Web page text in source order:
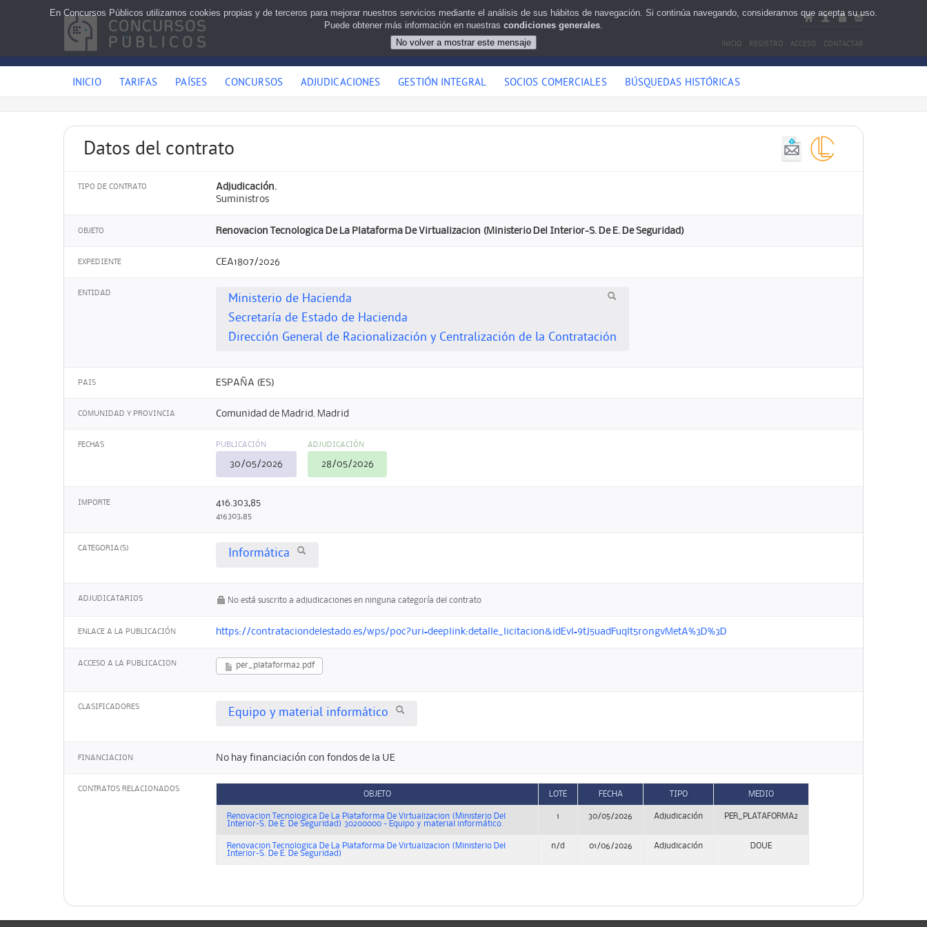
INICIO REGISTRO ACCESO CONTACTAR
INICIO TARIFAS PAÍSES CONCURSOS ADJUDICACIONES GESTIÓN INTEGRAL SOCIOS COMERCIALES BÚSQUEDAS HISTÓRICAS
Datos del contrato
TIPO DE CONTRATO
Adjudicación.
Suministros
OBJETO Renovacion Tecnologica De La Plataforma De Virtualizacion (Ministerio Del Interior-S. De E. De Seguridad)
EXPEDIENTE CEA1807/2026
ENTIDAD
Ministerio de Hacienda
Secretaría de Estado de Hacienda
Dirección General de Racionalización y Centralización de la Contratación
PAIS ESPAÑA (ES)
COMUNIDAD Y PROVINCIA Comunidad de Madrid. Madrid
FECHAS PUBLICACIÓN
30/05/2026
ADJUDICACIÓN
28/05/2026
IMPORTE 416.303,85
416303,85
CATEGORIA(S) Informática
ADJUDICATARIOS No está suscrito a adjudicaciones en ninguna categoría del contrato
ENLACE A LA PUBLICACIÓN https://contrataciondelestado.es/wps/poc?uri=deeplink:detalle_licitacion&idEvl=9tJ5uadFuqlt5r0ngvMetA%3D%3D
ACCESO A LA PUBLICACION per_plataforma2.pdf
CLASIFICADORES Equipo y material informático
FINANCIACION No hay financiación con fondos de la UE
CONTRATOS RELACIONADOS
OBJETO LOTE FECHA TIPO MEDIO
Renovacion Tecnologica De La Plataforma De Virtualizacion (Ministerio Del
Interior-S. De E. De Seguridad) 30200000 - Equipo y material informático.
1 30/05/2026 Adjudicación PER_PLATAFORMA2
Renovacion Tecnologica De La Plataforma De Virtualizacion (Ministerio Del
Interior-S. De E. De Seguridad)
n/d 01/06/2026 Adjudicación DOUE
En Concursos Públicos utilizamos cookies propias y de terceros para mejorar nuestros servicios mediante el análisis de sus hábitos de navegación. Si continúa navegando, consideramos que acepta su uso.
Puede obtener más información en nuestras condiciones generales.